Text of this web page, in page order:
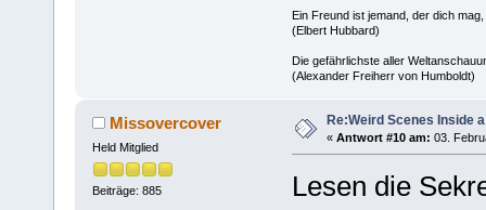
Ein Freund ist jemand, der dich
(Elbert Hubbard)
Die gefährlichste aller
(Alexander Freiherr von Humboldt)
Missovercover
Held Mitglied
Beiträge: 885
Re:Weird Scenes Inside
« Antwort #10 am: 03.
Lesen die